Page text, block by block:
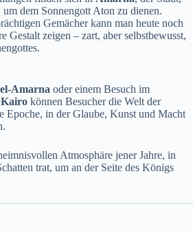
dem Sonnengott Aton zu dienen.
Gemächer kann man heute noch
Gestalt zeigen – zart, aber selbstbewusst,
Amarna oder einem Besuch im
Kairo können Besucher die Welt der
Epoche, in der Glaube, Kunst und Macht
Atmosphäre jener Jahre, in
trat, um an der Seite des Königs